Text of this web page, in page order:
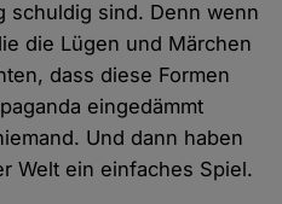
schuldig sind. Denn wenn
die Lügen und Märchen
dass diese Formen
eingedämmt
Und dann haben
Welt ein einfaches Spiel.